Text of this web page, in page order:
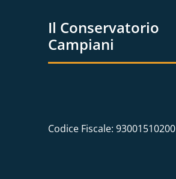
Il Conservatorio
Campiani
Codice Fiscale: 93001510200